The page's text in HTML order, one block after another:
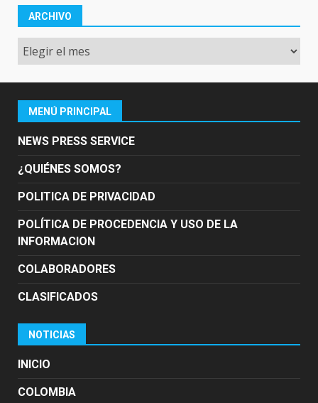
ARCHIVO
Archivo
MENÚ PRINCIPAL
NEWS PRESS SERVICE
¿QUIÉNES SOMOS?
POLITICA DE PRIVACIDAD
POLÍTICA DE PROCEDENCIA Y USO DE LA
INFORMACION
COLABORADORES
CLASIFICADOS
NOTICIAS
INICIO
COLOMBIA